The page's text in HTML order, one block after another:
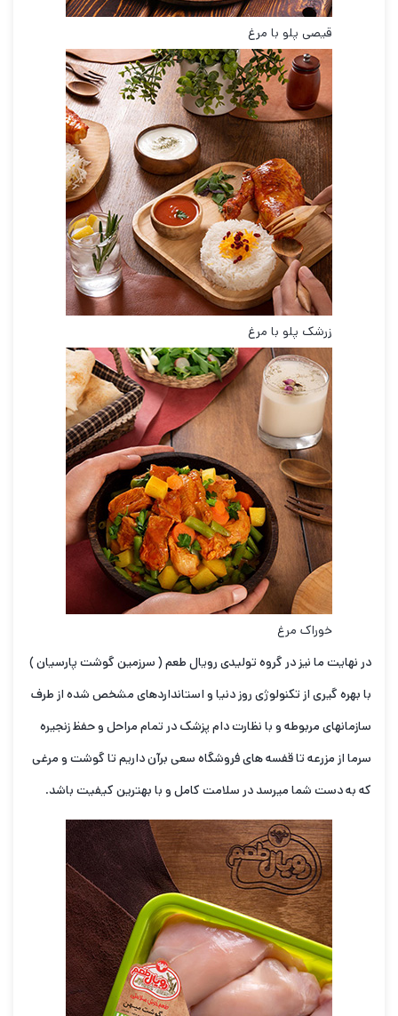
قیصی پلو با مرغ
زرشک پلو با مرغ
خوراک مرغ
در نهایت ما نیز در گروه تولیدی رویال طعم ( سرزمین گوشت پارسیان )
با بهره گیری از تکنولوژی روز دنیا و استانداردهای مشخص شده از طرف
سازمانهای مربوطه و با نظارت دام پزشک در تمام مراحل و حفظ زنجیره
سرما از مزرعه تا قفسه های فروشگاه سعی برآن داریم تا گوشت و مرغی
که به دست شما میرسد در سلامت کامل و با بهترین کیفیت باشد.